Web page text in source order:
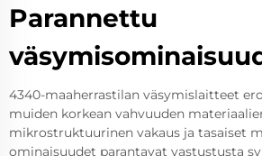
Parannettu
4340-maaherrastilan väsymislaitteet
muiden korkean vahvuuden
mikrostruktuurinen vakaus ja tasaiset
ominaisuudet parantavat vastustusta